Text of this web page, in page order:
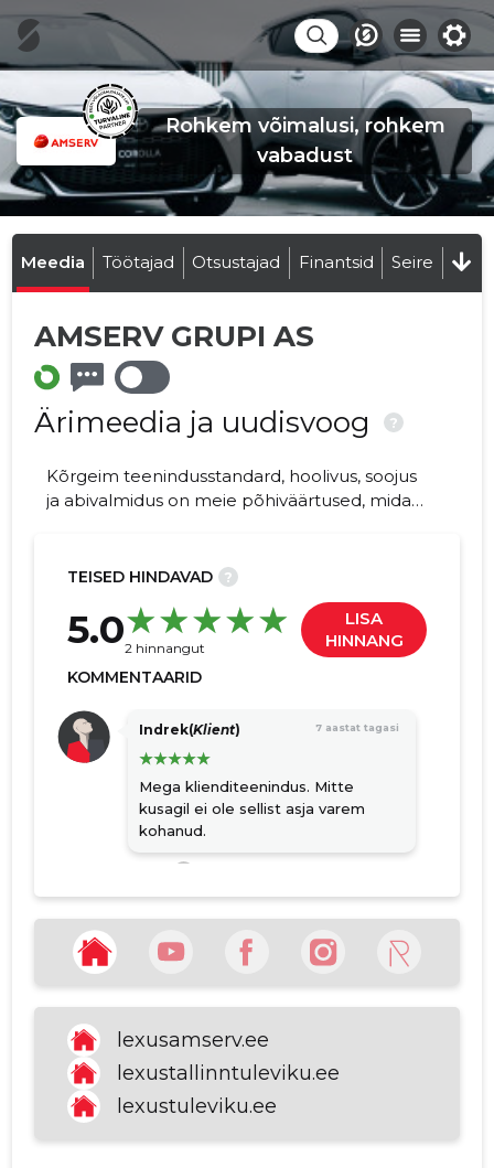
Rohkem võimalusi, rohkem
vabadust
Meedia Töötajad Otsustajad Finantsid Seire
AMSERV GRUPI AS
Ärimeedia ja uudisvoog ?
Kõrgeim teenindusstandard, hoolivus, soojus
ja abivalmidus on meie põhiväärtused, mida
väärtused ootavad teid kõigis meie
TEISED HINDAVAD ?
5.02 hinnangut
LISA
HINNANG
KOMMENTAARID
Indrek(Klient) 7 aastat tagasi
Mega klienditeenindus. Mitte
kusagil ei ole sellist asja varem
kohanud.
lexusamserv.ee
lexustallinntuleviku.ee
lexustuleviku.ee